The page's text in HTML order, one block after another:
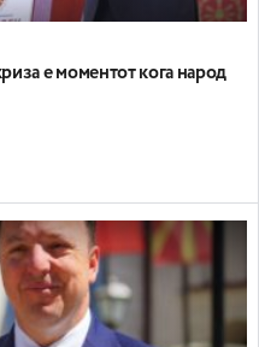
е моментот кога народ